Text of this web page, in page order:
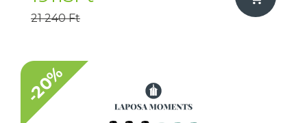
21 240 Ft
-20%